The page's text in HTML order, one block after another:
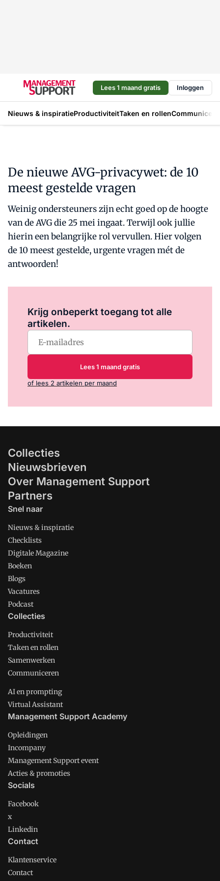
Lees 1 maand gratis Inloggen
Nieuws & inspiratieProductiviteitTaken en rollen
De nieuwe AVG-privacywet: de 10
meest gestelde vragen
Weinig ondersteuners zijn echt goed op de hoogte
van de AVG die 25 mei ingaat. Terwijl ook jullie
hierin een belangrijke rol vervullen. Hier volgen
de 10 meest gestelde, urgente vragen mét de
antwoorden!
Krijg onbeperkt toegang tot alle
artikelen.
Lees 1 maand gratis
of lees 2 artikelen per maand
Collecties
Nieuwsbrieven
Over Management Support
Partners
Snel naar
Nieuws & inspiratie
Checklists
Digitale Magazine
Boeken
Blogs
Vacatures
Podcast
Collecties
Productiviteit
Taken en rollen
Samenwerken
Communiceren
AI en prompting
Virtual Assistant
Management Support Academy
Opleidingen
Incompany
Management Support event
Acties & promoties
Socials
Facebook
x
Linkedin
Contact
Klantenservice
Contact